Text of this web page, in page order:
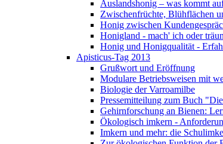
Auslandshonig – was kommt
Zwischenfrüchte, Blühflächen
Honig zwischen
Honigland - mach' ich oder
Honig und Honigqualität -
Apisticus-Tag 2013
Grußwort und Eröffnung
Modulare Betriebsweisen mit
Biologie der Varroamilbe
Pressemitteilung zum Buch
Gehirnforschung an Bienen:
Ökologisch imkern -
Imkern und mehr: die